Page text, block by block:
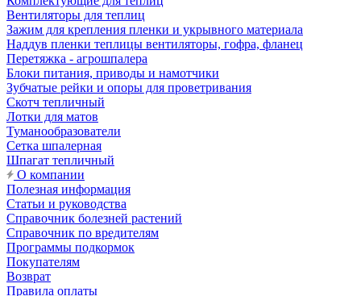
Вентиляторы для теплиц
Зажим для крепления пленки и укрывного материала
Наддув пленки теплицы вентиляторы, гофра, фланец
Перетяжка - агрошпалера
Блоки питания, приводы и намотчики
Зубчатые рейки и опоры для проветривания
Скотч тепличный
Лотки для матов
Туманообразователи
Сетка шпалерная
Шпагат тепличный
О компании
Полезная информация
Статьи и руководства
Справочник болезней растений
Справочник по вредителям
Программы подкормок
Покупателям
Возврат
Правила оплаты